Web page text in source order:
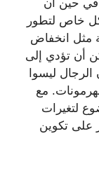
في حين أن
خاص لتطور
مثل انخفاض
أن تؤدي إلى
الرجال ليسوا
مع
لتغيرات
على تكوين